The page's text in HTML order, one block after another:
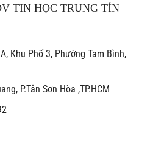
TIN HỌC TRUNG TÍN
Khu Phố 3, Phường Tam Bình,
P.Tân Sơn Hòa ,TP.HCM